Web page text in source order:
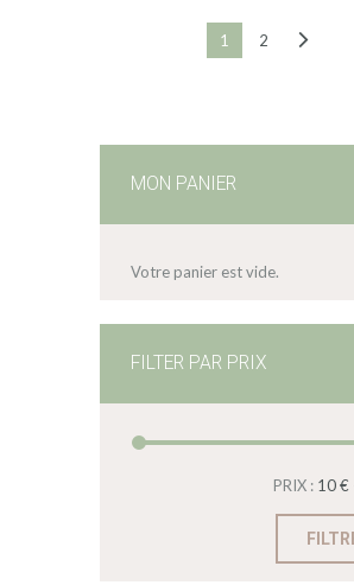
1 2
MON PANIER
Votre panier est vide.
FILTER PAR PRIX
PRIX : 10 €